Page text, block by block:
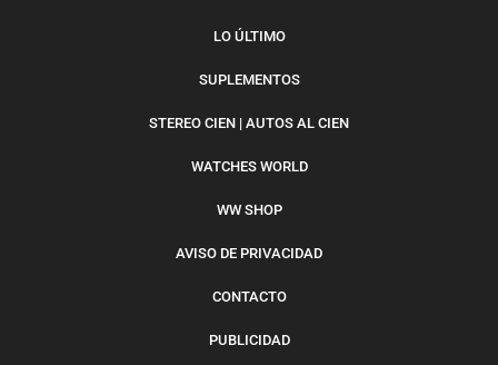
LO ÚLTIMO
SUPLEMENTOS
STEREO CIEN | AUTOS AL CIEN
WATCHES WORLD
WW SHOP
AVISO DE PRIVACIDAD
CONTACTO
PUBLICIDAD